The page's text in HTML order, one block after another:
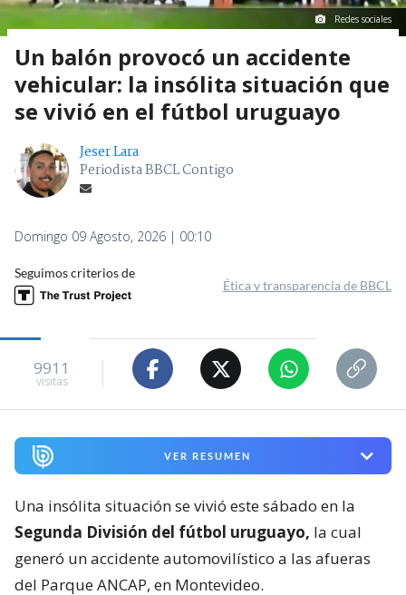
Redes sociales
Un balón provocó un accidente
vehicular: la insólita situación que
se vivió en el fútbol uruguayo
Jeser Lara
Periodista BBCL Contigo
Domingo 09 Agosto, 2026 | 00:10
Seguimos criterios de
Ética y transparencia de BBCL
9911
visitas
VER RESUMEN
Una insólita situación se vivió este sábado en la
Segunda División del fútbol uruguayo, la cual
generó un accidente automovilístico a las afueras
del Parque ANCAP, en Montevideo.